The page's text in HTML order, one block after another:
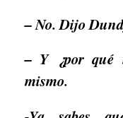
– No. Dijo
– Y ¿por qué
mismo.